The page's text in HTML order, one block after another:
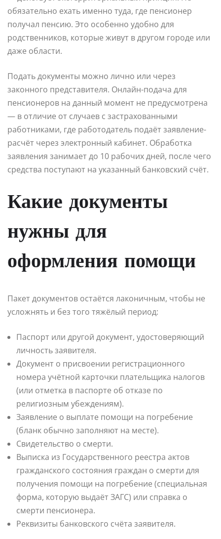
обязательно ехать именно туда, где пенсионер
получал пенсию. Это особенно удобно для
родственников, которые живут в другом городе или
даже области.
Подать документы можно лично или через
законного представителя. Онлайн-подача для
пенсионеров на данный момент не предусмотрена
— в отличие от случаев с застрахованными
работниками, где работодатель подаёт заявление-
расчёт через электронный кабинет. Обработка
заявления занимает до 10 рабочих дней, после чего
средства поступают на указанный банковский счёт.
Какие документы
нужны для
оформления помощи
Пакет документов остаётся лаконичным, чтобы не
усложнять и без того тяжёлый период:
Паспорт или другой документ, удостоверяющий
личность заявителя.
Документ о присвоении регистрационного
номера учётной карточки плательщика налогов
(или отметка в паспорте об отказе по
религиозным убеждениям).
Заявление о выплате помощи на погребение
(бланк обычно заполняют на месте).
Свидетельство о смерти.
Выписка из Государственного реестра актов
гражданского состояния граждан о смерти для
получения помощи на погребение (специальная
форма, которую выдаёт ЗАГС) или справка о
смерти пенсионера.
Реквизиты банковского счёта заявителя.